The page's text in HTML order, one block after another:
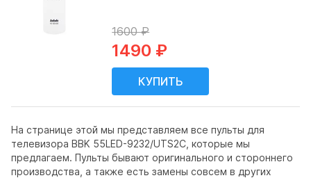
На странице этой мы представляем все пульты для
телевизора BBK 55LED-9232/UTS2C, которые мы
предлагаем. Пульты бывают оригинального и стороннего
производства, а также есть замены совсем в других
1600 ₽
1490 ₽